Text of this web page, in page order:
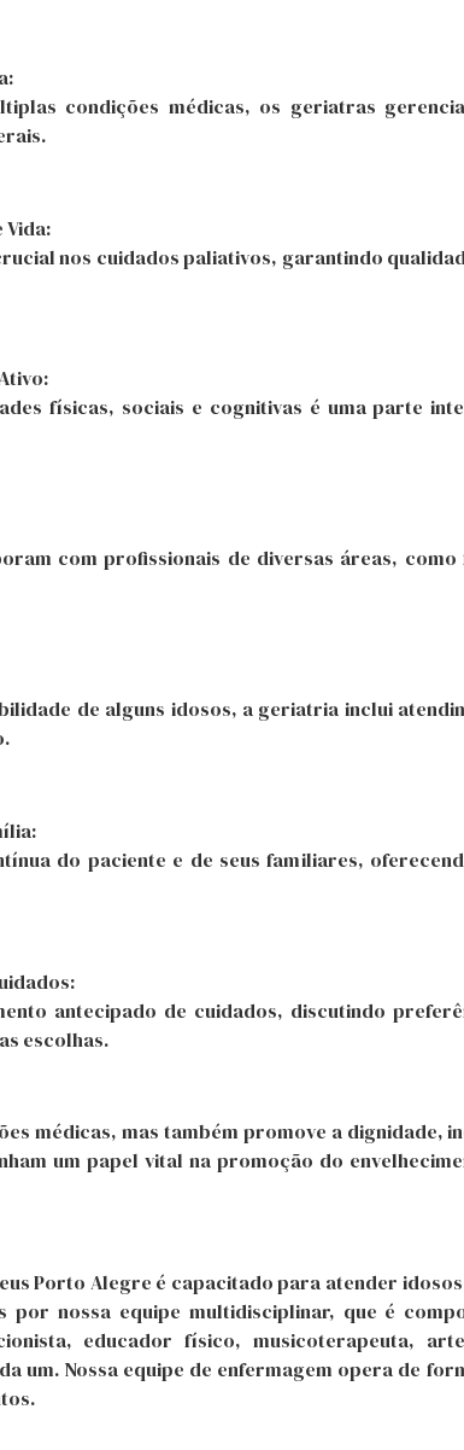
condições médicas, os geriatras
Vida:
nos cuidados paliativos, garantindo
físicas, sociais e cognitivas é uma parte
com profissionais de diversas áreas,
de alguns idosos, a geriatria inclui
do paciente e de seus familiares,
antecipado de cuidados, discutindo
escolhas.
médicas, mas também promove a dignidade,
um papel vital na promoção do
Porto Alegre é capacitado para atender
por nossa equipe multidisciplinar, que é
educador físico, musicoterapeuta,
um. Nossa equipe de enfermagem opera de